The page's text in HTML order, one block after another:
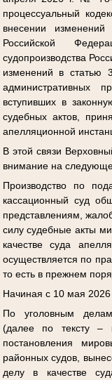
процессуальный
внесении
Российской
судопроизводства
изменений в статью
административных
вступивших в
судебных актов,
апелляционной
В этой связи
внимание на
Производство по
кассационный суд
представлениям,
силу судебные акты
качестве суда
осуществляется по
то есть в прежнем
Начиная с 10 мая 2026
По уголовным
(далее по тексту –
постановления
районных судов,
делу в качестве